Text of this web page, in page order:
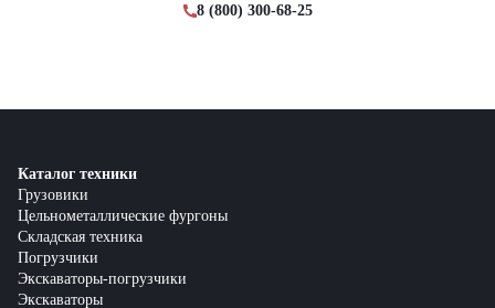
8 (800) 300-68-25
Каталог техники
Грузовики
Цельнометаллические фургоны
Складская техника
Погрузчики
Экскаваторы-погрузчики
Экскаваторы